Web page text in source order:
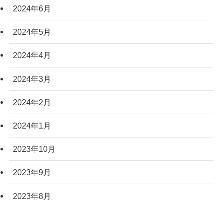
2024年6月
2024年5月
2024年4月
2024年3月
2024年2月
2024年1月
2023年10月
2023年9月
2023年8月